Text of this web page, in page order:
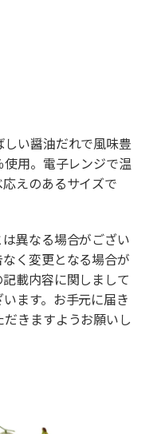
い醤油だれで風味豊
使用。電子レンジで温
えのあるサイズで
異なる場合がござい
く変更となる場合が
載内容に関しまして
ます。お手元に届き
きますようお願いし